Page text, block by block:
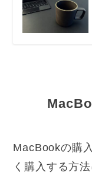
MacBookの購
く購入する方